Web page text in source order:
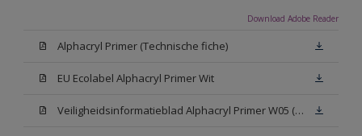
Download Adobe Reader
Alphacryl Primer (Technische fiche)
EU Ecolabel Alphacryl Primer Wit
Veiligheidsinformatieblad Alphacryl Primer W05 (SDS)